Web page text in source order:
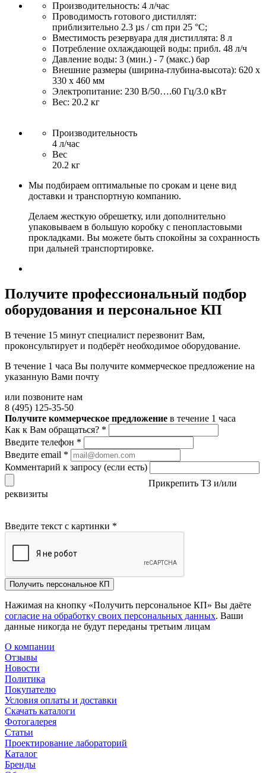
Производительность: 4 л/час
Проводимость готового дистиллят:
приблизительно 2.3 µs / cm при 25 °C;
Вместимость резервуара для дистиллята: 8 л
Потребление охлаждающей воды: прибл. 48 л/ч
Давление воды: 3 (мин.) - 7 (макс.) бар
Внешние размеры (ширина-глубина-высота): 620 x
330 x 460 мм
Электропитание: 230 В/50….60 Гц/3.0 кВт
Вес: 20.2 кг
Производительность
4 л/час
Вес
20.2 кг
Мы подбираем оптимальные по срокам и цене вид
доставки и транспортную компанию.
Делаем жесткую обрешетку, или дополнительно
упаковываем в большую коробку с пенопластовыми
прокладками. Вы можете быть спокойны за сохранность
при дальней транспортировке.
Получите профессиональный подбор
оборудования и персональное КП
В течение 15 минут специалист перезвонит Вам,
проконсультирует и подберёт необходимое оборудование.
В течение 1 часа Вы получите коммерческое предложение на
указанную Вами почту
или позвоните нам
8 (495) 125-35-50
Получите коммерческое предложение в течение 1 часа
Как к Вам обращаться? *
Введите телефон *
Введите email *
Комментарий к запросу (если есть)
Прикрепить ТЗ и/или
реквизиты
Введите текст с картинки *
Получить персональное КП
Нажимая на кнопку «Получить персональное КП» Вы даёте
согласие на обработку своих персональных данных. Ваши
данные никогда не будут переданы третьим лицам
О компании
Отзывы
Новости
Политика
Покупателю
Условия оплаты и доставки
Скачать каталоги
Фотогалерея
Статьи
Проектирование лабораторий
Каталог
Бренды